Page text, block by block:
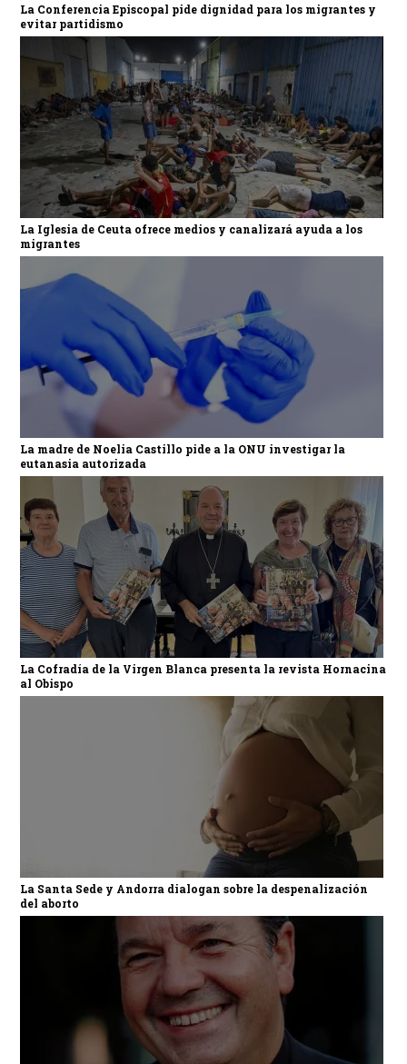
La Conferencia Episcopal pide dignidad para los migrantes y
evitar partidismo
La Iglesia de Ceuta ofrece medios y canalizará ayuda a los
migrantes
La madre de Noelia Castillo pide a la ONU investigar la
eutanasia autorizada
La Cofradía de la Virgen Blanca presenta la revista Hornacina
al Obispo
La Santa Sede y Andorra dialogan sobre la despenalización
del aborto